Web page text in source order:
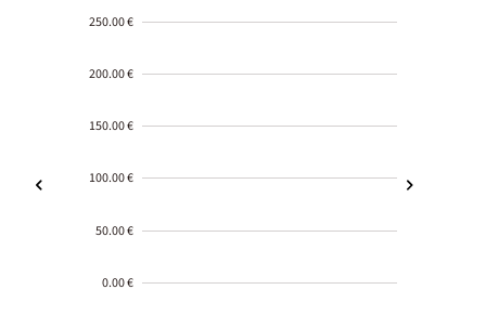
250.00 €
200.00 €
150.00 €
100.00 €
50.00 €
0.00 €